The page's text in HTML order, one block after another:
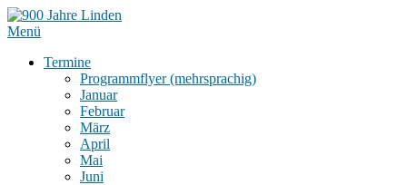
Menü
Termine
Programmflyer (mehrsprachig)
Januar
Februar
März
April
Mai
Juni